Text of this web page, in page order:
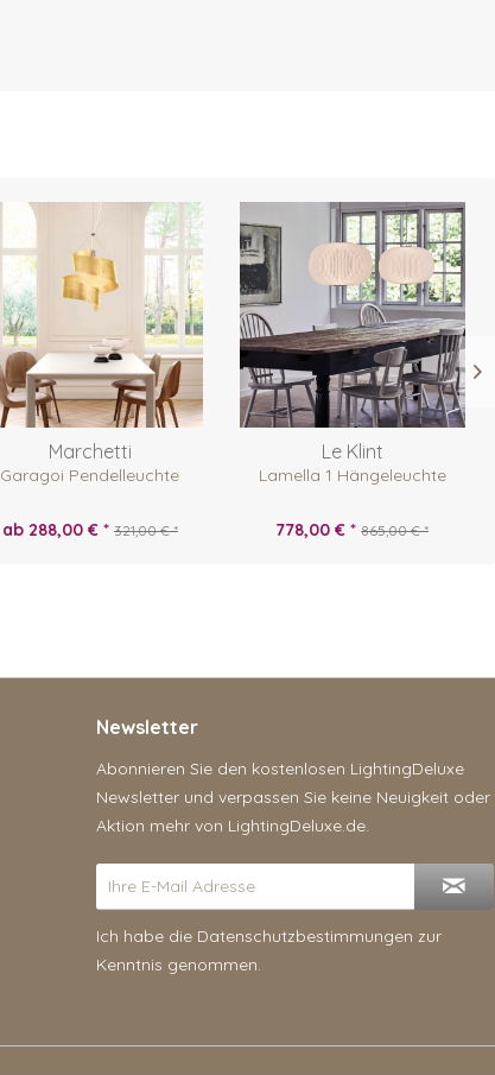
Marchetti
Garagoi Pendelleuchte
ab 288,00 € * 321,00 € *
Le Klint
Lamella 1 Hängeleuchte
778,00 € * 865,00 € *
Newsletter
Abonnieren Sie den kostenlosen LightingDeluxe
Newsletter und verpassen Sie keine Neuigkeit oder
Aktion mehr von LightingDeluxe.de.
Ich habe die Datenschutzbestimmungen zur
Kenntnis genommen.